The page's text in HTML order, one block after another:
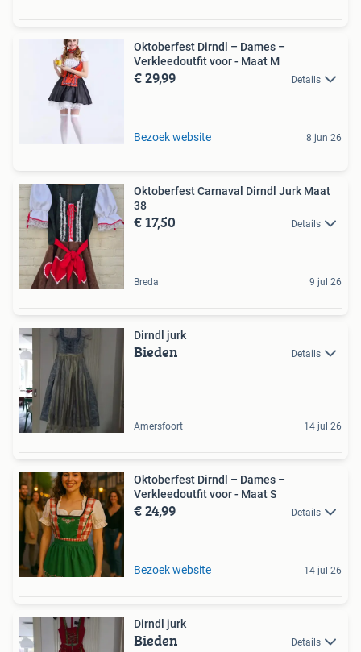
Oktoberfest Dirndl – Dames –
Verkleedoutfit voor - Maat M
€ 29,99 Details
Bezoek website 8 jun 26
Oktoberfest Carnaval Dirndl Jurk Maat
38
€ 17,50 Details
Breda 9 jul 26
Dirndl jurk
Bieden Details
Amersfoort 14 jul 26
Oktoberfest Dirndl – Dames –
Verkleedoutfit voor - Maat S
€ 24,99 Details
Bezoek website 14 jul 26
Dirndl jurk
Bieden Details